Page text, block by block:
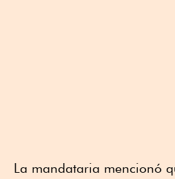
La mandataria mencionó